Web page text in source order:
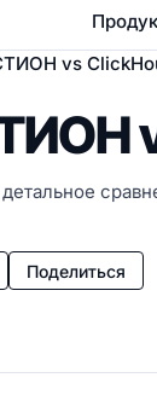
vs
Поделиться